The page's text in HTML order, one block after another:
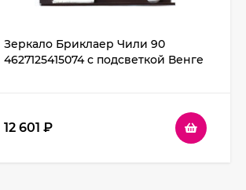
Зеркало Бриклаер Чили 90
4627125415074 с подсветкой Венге
12 601 ₽